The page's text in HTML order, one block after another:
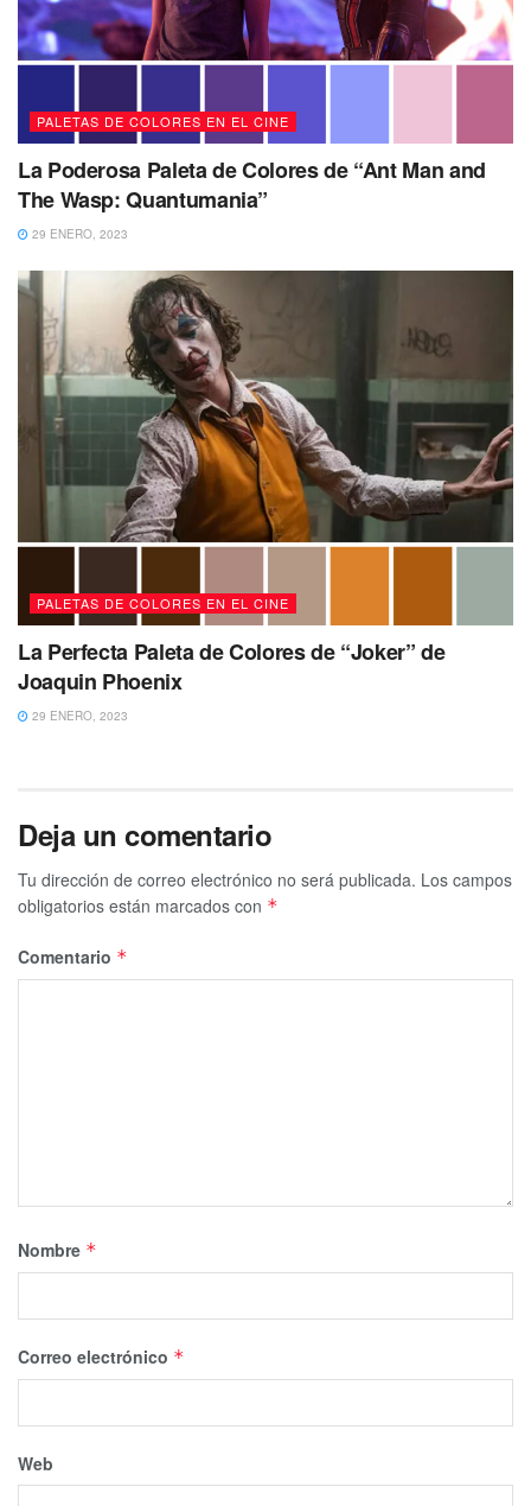
PALETAS DE COLORES EN EL CINE
La Poderosa Paleta de Colores de “Ant Man and
The Wasp: Quantumania”
29 ENERO, 2023
PALETAS DE COLORES EN EL CINE
La Perfecta Paleta de Colores de “Joker” de
Joaquin Phoenix
29 ENERO, 2023
Deja un comentario
Tu dirección de correo electrónico no será publicada. Los campos
obligatorios están marcados con *
Comentario *
Nombre *
Correo electrónico *
Web